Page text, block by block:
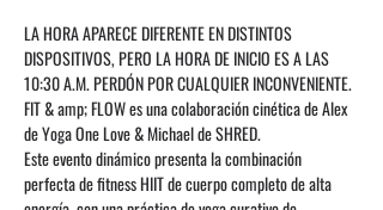
LA HORA APARECE DIFERENTE EN DISTINTOS
DISPOSITIVOS, PERO LA HORA DE INICIO ES A LAS
10:30 A.M. PERDÓN POR CUALQUIER INCONVENIENTE.
FIT & amp; FLOW es una colaboración cinética de Alex
de Yoga One Love & Michael de SHRED.
Este evento dinámico presenta la combinación
perfecta de fitness HIIT de cuerpo completo de alta